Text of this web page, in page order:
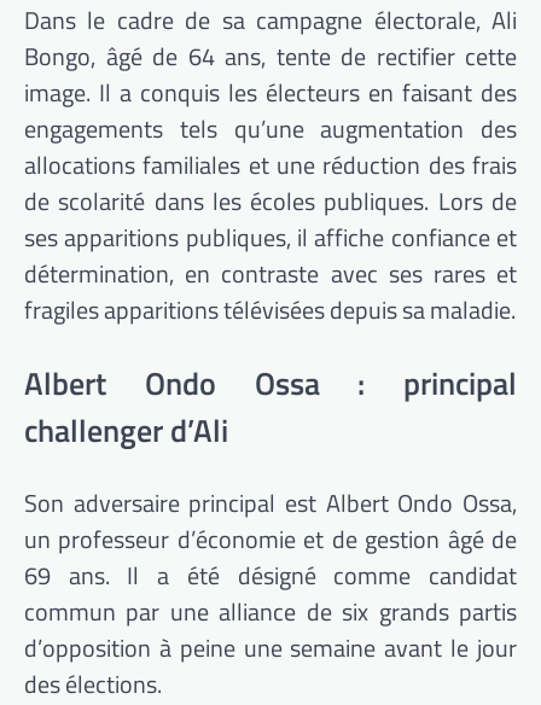
Dans le cadre de sa campagne électorale, Ali
Bongo, âgé de 64 ans, tente de rectifier cette
image. Il a conquis les électeurs en faisant des
engagements tels qu’une augmentation des
allocations familiales et une réduction des frais
de scolarité dans les écoles publiques. Lors de
ses apparitions publiques, il affiche confiance et
détermination, en contraste avec ses rares et
fragiles apparitions télévisées depuis sa maladie.
Albert Ondo Ossa : principal
challenger d’Ali
Son adversaire principal est Albert Ondo Ossa,
un professeur d’économie et de gestion âgé de
69 ans. Il a été désigné comme candidat
commun par une alliance de six grands partis
d’opposition à peine une semaine avant le jour
des élections.